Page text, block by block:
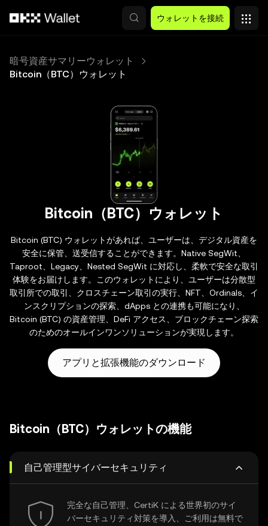
ウォレットを接続
暗号資産サマリーウォレット
Bitcoin（BTC）ウォレット
Bitcoin（BTC）ウォレット
Bitcoin (BTC) ウォレットがあれば、ユーザーは、デジタル資産を
安全に保管、送受信することができます。Native SegWit、
Taproot、Legacy、Nested SegWit に対応し、柔軟で安全な取引
体験をお届けします。このウォレットにより、ユーザーは分散型
取引所での取引、クロスチェーン取引の実行、NFT、Ordinals、イ
ンスクリプションの探索、dApps との連携も可能になり、
Bitcoin (BTC) の資産管理、DeFi アクセス、ブロックチェーン探索
のためのオールインワンソリューションが実現します。
アプリと拡張機能のダウンロード
Bitcoin（BTC）ウォレットの機能
自己管理型サイバーセキュリティ
完全な自己管理、CertiK による世界初のサイ
バーセキュリティ対策を導入、ご利用は無料で